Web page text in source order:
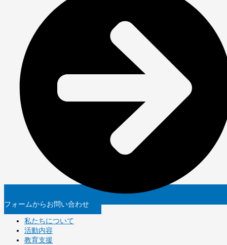
フォームからお問い合わせ
私たちについて
活動内容
教育支援